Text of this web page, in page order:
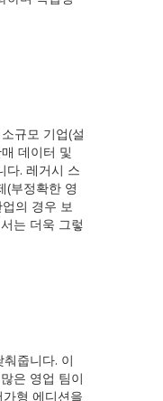
규모 기업(설
데이터 및
다. 레거시 스
(부정확한 영
의 경우 보
는 더욱 그렇
줍니다. 이
은 영업 팀이
형 에디션을